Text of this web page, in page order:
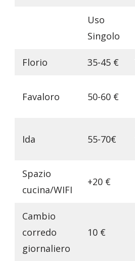
Uso
Singolo
Florio 35-45 €
Favaloro 50-60 €
Ida 55-70€
Spazio
cucina/WIFI
+20 €
Cambio
corredo
giornaliero
10 €